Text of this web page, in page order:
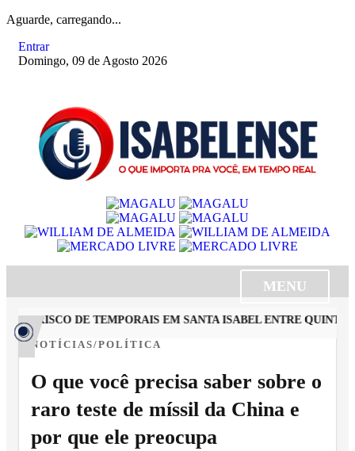
Aguarde, carregando...
Entrar
Domingo, 09 de Agosto 2026
MENU
RISCO DE TEMPORAIS EM SANTA ISABEL ENTRE QUINTA E
NOTÍCIAS/POLÍTICA
O que você precisa saber sobre o
raro teste de míssil da China e
por que ele preocupa